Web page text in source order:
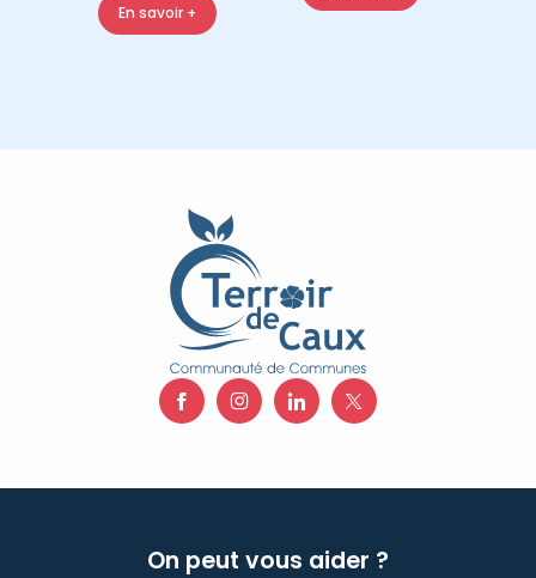
En savoir +
On peut vous aider ?